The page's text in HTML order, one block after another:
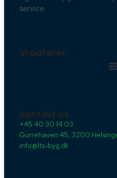
service.
Vi udfører
Kontakt os
+45 40 30 14 03
Gurrehaven 45, 3200
info@lts-byg.dk